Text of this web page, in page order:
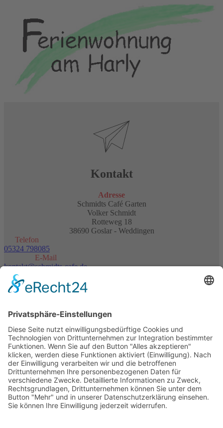
Kontakt
Adresse
Schmidts Café Garten
Volker Schmidt
Rotteweg 18
38690 Goslar - Weddingen
Telefon
05324 798085
E-Mail
kontakt@schmidts-cafe.de
Wir benötigen Ihre Zustimmung, um den
Wir verwenden einen Service eines Drittanbieters, um
Karteninhalte einzubetten. Dieser Service kann Daten
zu Ihren Aktivitäten sammeln. Bitte lesen Sie die Details
durch und stimmen Sie der Nutzung des Service zu,
um diese Karte anzuzeigen.
Mehr Informationen